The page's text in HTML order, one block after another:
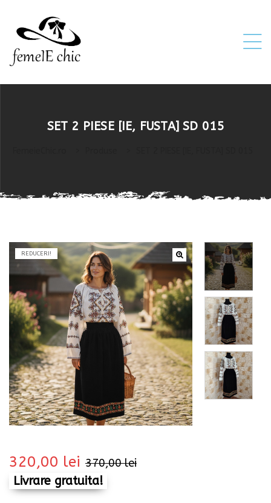
SET 2 PIESE [IE, FUSTA] SD 015
REDUCERI!
370,00lei
320,00 lei
Livrare gratuita!